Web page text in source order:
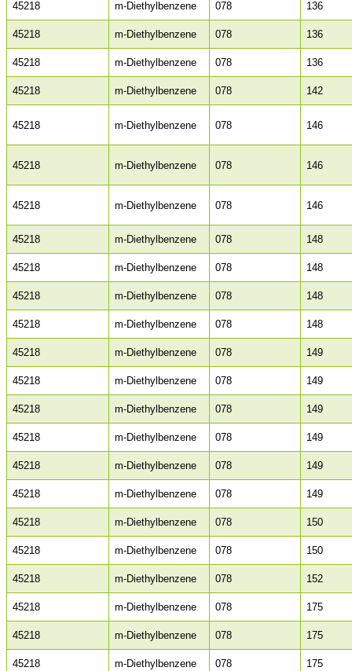
45218 m-Diethylbenzene 078 136
45218 m-Diethylbenzene 078 136
45218 m-Diethylbenzene 078 136
45218 m-Diethylbenzene 078 142
45218 m-Diethylbenzene 078 146
45218 m-Diethylbenzene 078 146
45218 m-Diethylbenzene 078 146
45218 m-Diethylbenzene 078 148
45218 m-Diethylbenzene 078 148
45218 m-Diethylbenzene 078 148
45218 m-Diethylbenzene 078 148
45218 m-Diethylbenzene 078 149
45218 m-Diethylbenzene 078 149
45218 m-Diethylbenzene 078 149
45218 m-Diethylbenzene 078 149
45218 m-Diethylbenzene 078 149
45218 m-Diethylbenzene 078 149
45218 m-Diethylbenzene 078 150
45218 m-Diethylbenzene 078 150
45218 m-Diethylbenzene 078 152
45218 m-Diethylbenzene 078 175
45218 m-Diethylbenzene 078 175
45218 m-Diethylbenzene 078 175